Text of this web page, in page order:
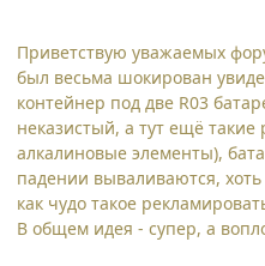
Приветствую уважаемых
был весьма шокирован
контейнер под две R03
неказистый, а тут ещё
алкалиновые элементы),
падении вываливаются,
как чудо такое
В общем идея - супер, а